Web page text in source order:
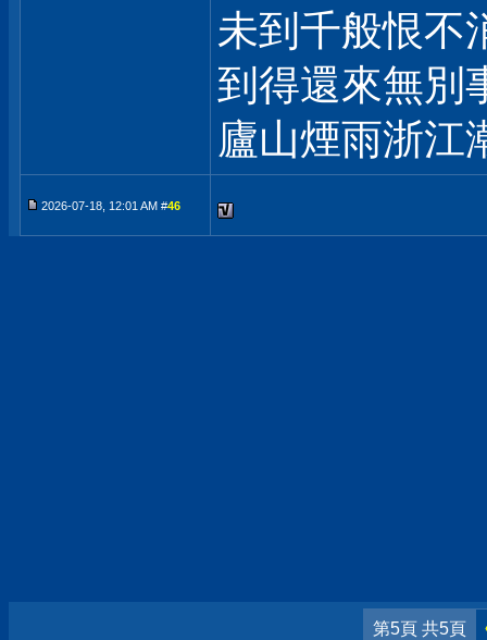
未到千般恨不
到得還來無別
廬山煙雨浙江
2026-07-18, 12:01 AM #46
第5頁 共5頁